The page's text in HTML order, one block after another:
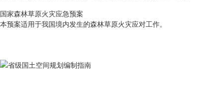
国家森林草原火灾应急预案
本预案适用于我国境内发生的森林草原火灾应对工作。